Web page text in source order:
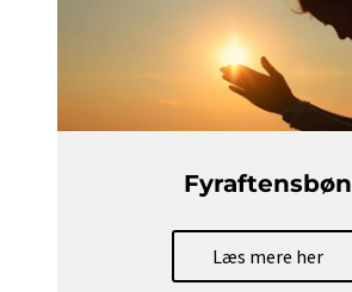
Fyraftensbøn
Læs mere her